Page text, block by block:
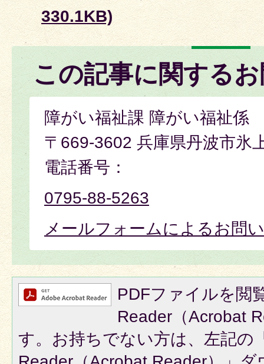
330.1KB)
この記事に関する
障がい福祉課 障がい福祉係
〒669-3602 兵庫県丹波市氷
電話番号：
0795-88-5263
メールフォームによるお問
PDFファイルを閲
Reader（Acrobat
す。お持ちでない方は、左記の